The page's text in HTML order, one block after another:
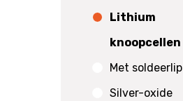
Lithium
knoopcellen
Met soldeerlip
Silver-oxide